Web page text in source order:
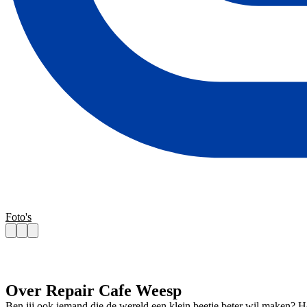
Foto's
Over Repair Cafe Weesp